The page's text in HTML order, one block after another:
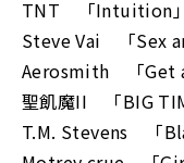
TNT 「Intuition」
Steve Vai 「Sex
Aerosmith 「Get
聖飢魔II 「BIG
T.M. Stevens 「